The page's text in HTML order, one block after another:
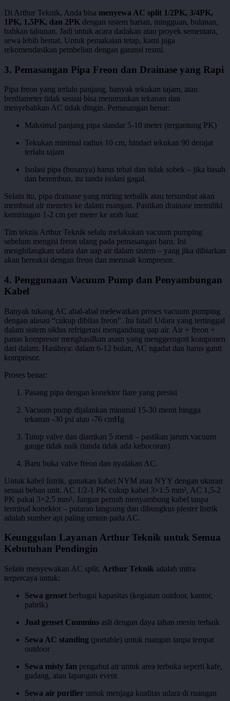
Di Arthur Teknik, Anda bisa menyewa AC split 1/2PK, 3/4PK,
1PK, 1,5PK, dan 2PK dengan sistem harian, mingguan, bulanan,
bahkan tahunan. Jadi untuk acara dadakan atau proyek sementara,
sewa lebih hemat. Untuk pemakaian tetap, kami juga
rekomendasikan pembelian dengan garansi resmi.
3. Pemasangan Pipa Freon dan Drainase yang Rapi
Pipa freon yang terlalu panjang, banyak tekukan tajam, atau
berdiameter tidak sesuai bisa menurunkan tekanan dan
menyebabkan AC tidak dingin. Pemasangan benar:
Maksimal panjang pipa standar 5-10 meter (tergantung PK)
Tekukan minimal radius 10 cm, hindari tekukan 90 derajat
terlalu tajam
Isolasi pipa (busanya) harus tebal dan tidak sobek – jika basah
dan berembun, itu tanda isolasi gagal.
Selain itu, pipa drainase yang miring terbalik atau tersumbat akan
membuat air menetes ke dalam ruangan. Pastikan drainase memiliki
kemiringan 1-2 cm per meter ke arah luar.
Tim teknis Arthur Teknik selalu melakukan vacuum pumping
sebelum mengisi freon ulang pada pemasangan baru. Ini
menghilangkan udara dan uap air dalam sistem – yang jika dibiarkan
akan bereaksi dengan freon dan merusak kompresor.
4. Penggunaan Vacuum Pump dan Penyambungan
Kabel
Banyak tukang AC abal-abal melewatkan proses vacuum pumping
dengan alasan “cukup dibilas freon”. Ini fatal! Udara yang tertinggal
dalam sistem siklus refrigerasi mengandung uap air. Air + freon +
panas kompresor menghasilkan asam yang menggerogoti komponen
dari dalam. Hasilnya: dalam 6-12 bulan, AC ngadat dan harus ganti
kompresor.
Proses benar:
Pasang pipa dengan konektor flare yang presisi
Vacuum pump dijalankan minimal 15-30 menit hingga
tekanan -30 psi atau -76 cmHg
Tutup valve dan diamkan 5 menit – pastikan jarum vacuum
gauge tidak naik (tanda tidak ada kebocoran)
Baru buka valve freon dan nyalakan AC.
Untuk kabel listrik, gunakan kabel NYM atau NYY dengan ukuran
sesuai beban unit. AC 1/2-1 PK cukup kabel 3×1.5 mm², AC 1,5-2
PK pakai 3×2.5 mm². Jangan pernah menyambung kabel tanpa
terminal konektor – putaran langsung dan dibungkus plester listrik
adalah sumber api paling umum pada AC.
Keunggulan Layanan Arthur Teknik untuk Semua
Kebutuhan Pendingin
Selain menyewakan AC split, Arthur Teknik adalah mitra
terpercaya untuk:
Sewa genset berbagai kapasitas (kegiatan outdoor, kantor,
pabrik)
Jual genset Cummins asli dengan daya tahan mesin terbaik
Sewa AC standing (portable) untuk ruangan tanpa tempat
outdoor
Sewa misty fan pengabut air untuk area terbuka seperti kafe,
gudang, atau lapangan event
Sewa air purifier untuk menjaga kualitas udara di ruangan